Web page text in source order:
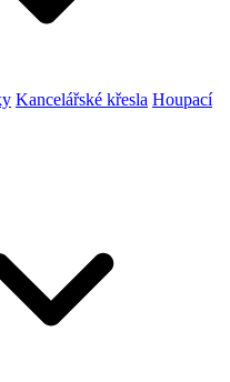
Kancelářské křesla Houpací